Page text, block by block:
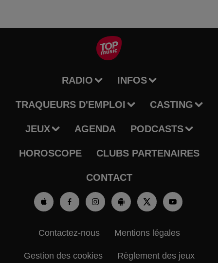
RADIO INFOS
TRAQUEURS D'EMPLOI CASTING
JEUX AGENDA PODCASTS
HOROSCOPE CLUBS PARTENAIRES
CONTACT
Contactez-nous Mentions légales
Gestion des cookies Règlement des jeux